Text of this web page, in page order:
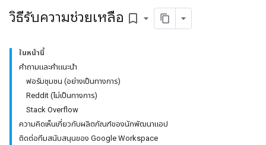
วิธีรับความช่วยเหลือ bookmark_border
ในหน้านี้
คำถามและคำแนะนำ
ฟอรัมชุมชน (อย่างเป็นทางการ)
Reddit (ไม่เป็นทางการ)
Stack Overflow
ความคิดเห็นเกี่ยวกับผลิตภัณฑ์ของนักพัฒนาแอป
ติดต่อทีมสนับสนุนของ Google Workspace